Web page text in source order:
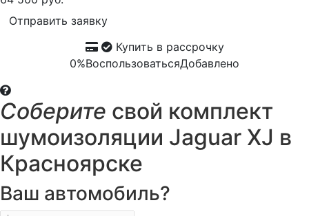
Отправить заявку
Купить в рассрочку
0%ВоспользоватьсяДобавлено
Соберите свой комплект
шумоизоляции Jaguar XJ в
Красноярске
Ваш автомобиль?